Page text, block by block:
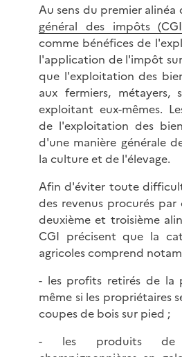
Au sens du premier alinéa
général des impôts
comme bénéfices de
l'application de l'impôt
que l'exploitation des
aux fermiers, métayers,
exploitant eux-mêmes.
de l'exploitation des
d'une manière générale
la culture et de l'élevage.
Afin d'éviter toute
des revenus procurés
deuxième et troisième
CGI précisent que la
agricoles comprend
- les profits retirés de la
même si les propriétaires
coupes de bois sur pied ;
- les produits de